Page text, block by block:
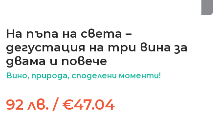
На пъпа на света –
дегустация на три вина за
двама и повече
Вино, природа, споделени моменти!
92 лв. / €47.04